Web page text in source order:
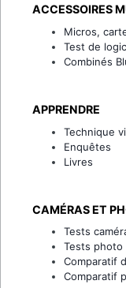
ACCESSOIRES
Micros,
Test de
Combinés
APPRENDRE
Technique
Enquêtes
Livres
CAMÉRAS ET
Tests
Tests photo
Comparatif
Comparatif